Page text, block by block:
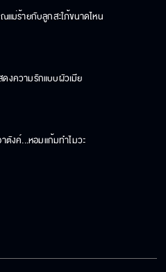
แม่ร้ายกับลูกสะใภ้ขนาดไหน
ดงความรักแบบผัวเมีย
าตังค์...หอมแก้มทำไมวะ
รยาแข่งกันเองเหรอคะ